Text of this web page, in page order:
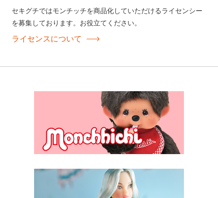
セキグチではモンチッチを商品化していただけるライセンシー
を募集しております。お役立てください。
ライセンスについて